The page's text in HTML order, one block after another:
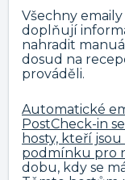
Všechny
doplňují
nahradit
dosud na
prováděli.
Automatické
PostCheck-in
hosty, kteří
podmínku pro
dobu, kdy se